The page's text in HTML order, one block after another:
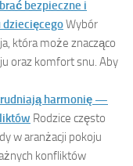
bezpieczne i
Wybór
która może znacząco
oraz komfort snu. Aby
harmonię —
Rodzice często
w aranżacji pokoju
konfliktów